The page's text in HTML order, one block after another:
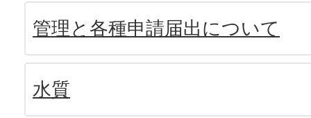
管理と各種申請届出について
水質